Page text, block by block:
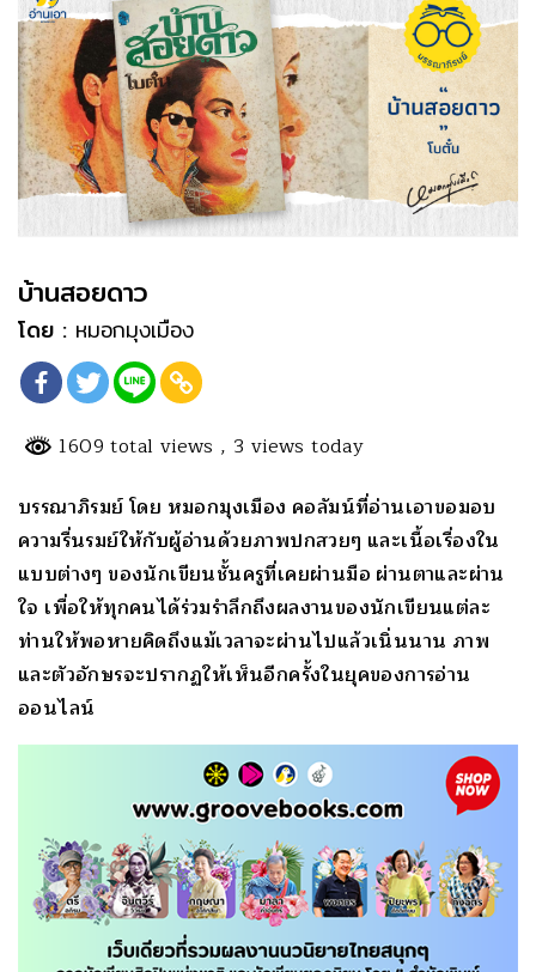
บ้านสอยดาว
โดย : หมอกมุงเมือง
1609 total views , 3 views today
บรรณาภิรมย์ โดย หมอกมุงเมือง คอลัมน์ที่อ่านเอาขอมอบ
ความรื่นรมย์ให้กับผู้อ่านด้วยภาพปกสวยๆ และเนื้อเรื่องใน
แบบต่างๆ ของนักเขียนชั้นครูที่เคยผ่านมือ ผ่านตาและผ่าน
ใจ เพื่อให้ทุกคนได้ร่วมรำลึกถึงผลงานของนักเขียนแต่ละ
ท่านให้พอหายคิดถึงแม้เวลาจะผ่านไปแล้วเนิ่นนาน ภาพ
และตัวอักษรจะปรากฏให้เห็นอีกครั้งในยุคของการอ่าน
ออนไลน์